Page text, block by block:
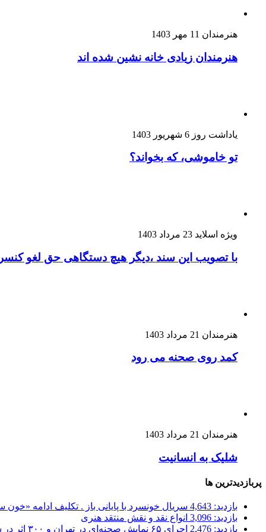
هنرمندان 11 مهر 1403
هنرمندان زیادی خانه نشین شده اند
یاداشت روز 6 شهریور 1403
تو خاموشی، که بخواند؟
ویژه اسلاید 23 مرداد 1403
با تصویب این سند ،دیگر هیچ دستگاهی حق لغو
هنرمندان 21 مرداد 1403
کمد روی صحنه می رود
هنرمندان 21 مرداد 1403
شلیک به انسانیت
پربازدیدترین ها
بازدید: 4,643
سریال خونسرد با پایانی باز . تکلیف ادامه
بازدید: 3,096
انواع نقد و نقش منتقد هنری
بازدید: 2,476
اجرای ۶۵ نمایش صحنه‌ای در تهران و ۳۰۰ اثر در شهرستان‌ها